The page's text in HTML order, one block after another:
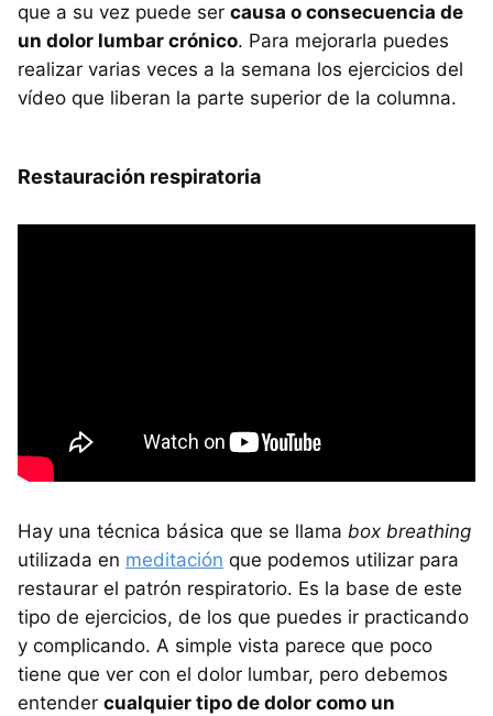
que a su vez puede ser causa o consecuencia de
un dolor lumbar crónico. Para mejorarla puedes
realizar varias veces a la semana los ejercicios del
vídeo que liberan la parte superior de la columna.
Restauración respiratoria
Hay una técnica básica que se llama box breathing
utilizada en meditación que podemos utilizar para
restaurar el patrón respiratorio. Es la base de este
tipo de ejercicios, de los que puedes ir practicando
y complicando. A simple vista parece que poco
tiene que ver con el dolor lumbar, pero debemos
entender cualquier tipo de dolor como un